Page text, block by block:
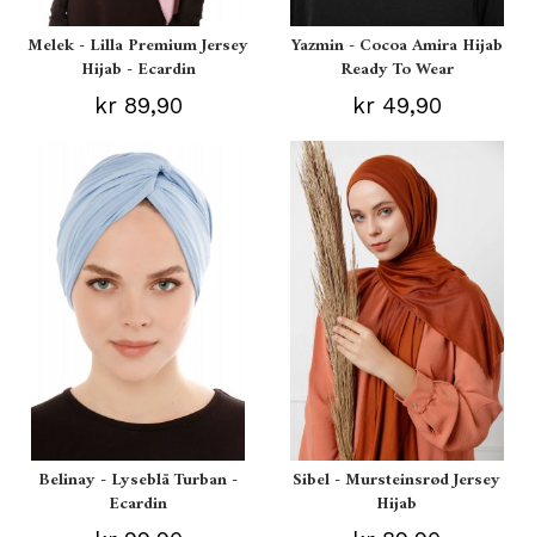
Melek - Lilla Premium Jersey
Hijab - Ecardin
kr 89,90
Yazmin - Cocoa Amira Hijab
Ready To Wear
kr 49,90
Belinay - Lyseblå Turban -
Ecardin
Sibel - Mursteinsrød Jersey
Hijab